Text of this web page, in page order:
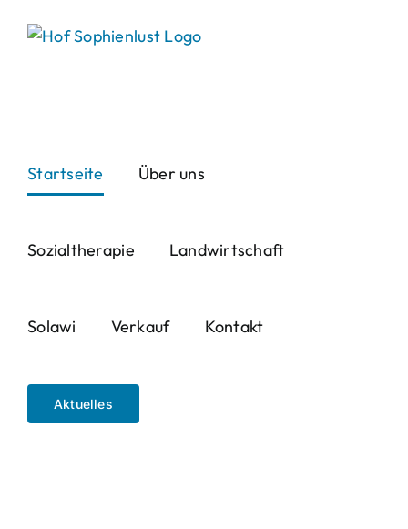
Startseite Über uns
Sozialtherapie Landwirtschaft
Solawi Verkauf Kontakt
Aktuelles